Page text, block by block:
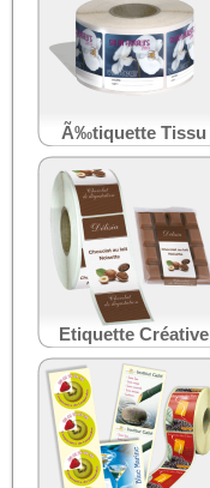
Ã‰tiquette Tissu
Etiquette Créative